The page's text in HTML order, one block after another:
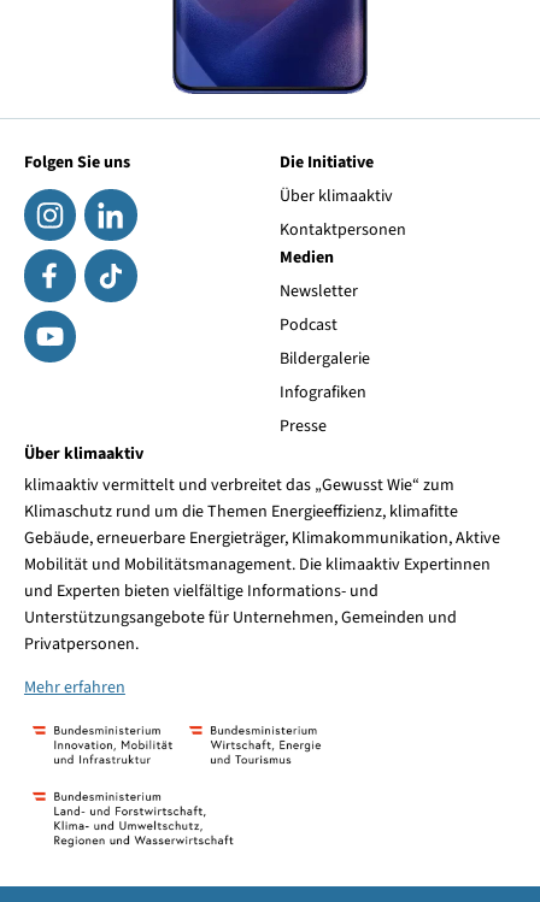
Folgen Sie uns
Die Initiative
Über klimaaktiv
Kontaktpersonen
Medien
Newsletter
Podcast
Bildergalerie
Infografiken
Presse
Über klimaaktiv
klimaaktiv vermittelt und verbreitet das „Gewusst Wie“ zum
Klimaschutz rund um die Themen Energieeffizienz, klimafitte
Gebäude, erneuerbare Energieträger, Klimakommunikation, Aktive
Mobilität und Mobilitätsmanagement. Die klimaaktiv Expertinnen
und Experten bieten vielfältige Informations- und
Unterstützungsangebote für Unternehmen, Gemeinden und
Privatpersonen.
Mehr erfahren